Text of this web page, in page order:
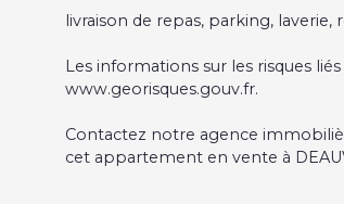
livraison de repas, parking, laverie,
Les informations sur les risques
www.georisques.gouv.fr.
Contactez notre agence
cet appartement en vente à